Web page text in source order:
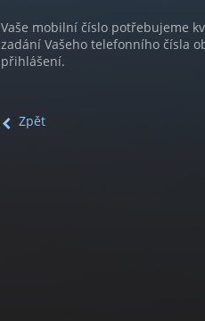
Vaše mobilní číslo potřebujeme
zadání Vašeho telefonního čísla
přihlášení.
Zpět